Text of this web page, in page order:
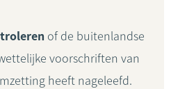
of de buitenlandse
voorschriften van
heeft nageleefd.